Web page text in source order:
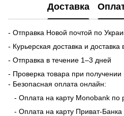
Доставка
- Отправка Новой почтой по
- Курьерская доставка и
- Отправка в течение 1–3 дней
- Проверка товара при получении
- Безопасная оплата онлайн:
- Оплата на карту Monobank по
- Оплата на карту Приват-Банка